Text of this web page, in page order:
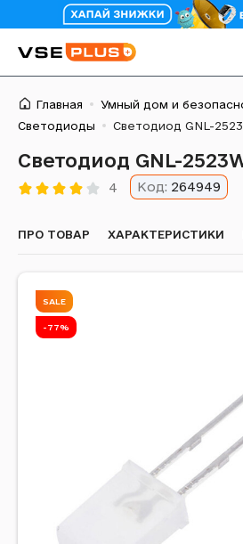
Главная Умный дом и
Светодиоды
Светодиод GNL-
Светодиод GNL-
4 Код: 264949
ПРО ТОВАР ХАРАКТЕРИСТИКИ
SALE
-77%